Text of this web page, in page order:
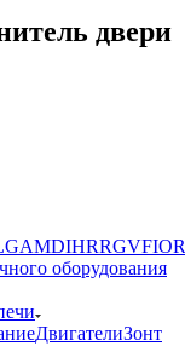
двери
GAMDIHRRGV
оборудования
ДвигателиЗонт